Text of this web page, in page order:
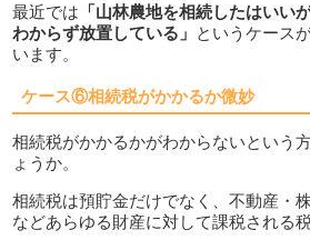
最近では 「山林農地を相続したはいい
わからず放置している」 というケース
います。
ケース⑥相続税がかかるか微妙
相続税がかかるかがわからないという
ょうか。
相続税は預貯金だけでなく、不動産・
などあらゆる財産に対して課税される